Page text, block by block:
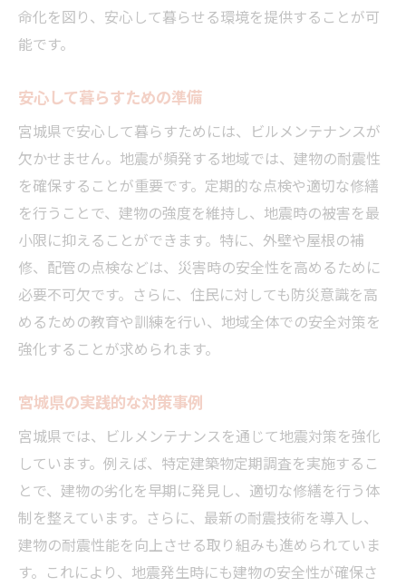
命化を図り、安心して暮らせる環境を提供することが可
能です。
安心して暮らすための準備
宮城県で安心して暮らすためには、ビルメンテナンスが
欠かせません。地震が頻発する地域では、建物の耐震性
を確保することが重要です。定期的な点検や適切な修繕
を行うことで、建物の強度を維持し、地震時の被害を最
小限に抑えることができます。特に、外壁や屋根の補
修、配管の点検などは、災害時の安全性を高めるために
必要不可欠です。さらに、住民に対しても防災意識を高
めるための教育や訓練を行い、地域全体での安全対策を
強化することが求められます。
宮城県の実践的な対策事例
宮城県では、ビルメンテナンスを通じて地震対策を強化
しています。例えば、特定建築物定期調査を実施するこ
とで、建物の劣化を早期に発見し、適切な修繕を行う体
制を整えています。さらに、最新の耐震技術を導入し、
建物の耐震性能を向上させる取り組みも進められていま
す。これにより、地震発生時にも建物の安全性が確保さ